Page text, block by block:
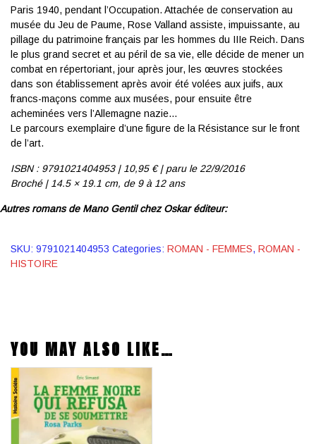
Paris 1940, pendant l’Occupation. Attachée de conservation au
musée du Jeu de Paume, Rose Valland assiste, impuissante, au
pillage du patrimoine français par les hommes du IIIe Reich. Dans
le plus grand secret et au péril de sa vie, elle décide de mener un
combat en répertoriant, jour après jour, les œuvres stockées
dans son établissement après avoir été volées aux juifs, aux
francs-maçons comme aux musées, pour ensuite être
acheminées vers l’Allemagne nazie…
Le parcours exemplaire d’une figure de la Résistance sur le front
de l’art.
ISBN : 9791021404953 | 10,95€ | paru le 22/9/2016
Broché | 14.5 × 19.1 cm, de 9 à 12 ans
Autres romans de Mano Gentil chez Oskar éditeur:
SKU: 9791021404953 Categories: ROMAN - FEMMES, ROMAN -
HISTOIRE
YOU MAY ALSO LIKE…